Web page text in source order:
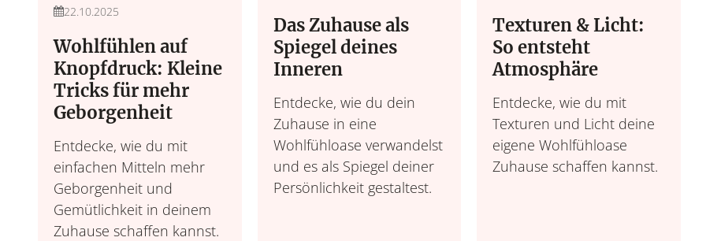
22.10.2025
Wohlfühlen auf
Knopfdruck: Kleine
Tricks für mehr
Geborgenheit
Entdecke, wie du mit
einfachen Mitteln mehr
Geborgenheit und
Gemütlichkeit in deinem
Zuhause schaffen kannst.
Das Zuhause als
Spiegel deines
Inneren
Entdecke, wie du dein
Zuhause in eine
Wohlfühloase verwandelst
und es als Spiegel deiner
Persönlichkeit gestaltest.
Texturen & Licht:
So entsteht
Atmosphäre
Entdecke, wie du mit
Texturen und Licht deine
eigene Wohlfühloase
Zuhause schaffen kannst.